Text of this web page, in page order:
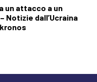
un attacco a un
Notizie dall’Ucraina